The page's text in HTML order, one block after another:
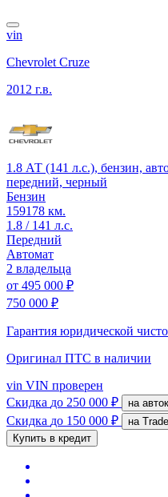
vin
Chevrolet Cruze
2012 г.в.
1.8 АТ (141 л.с.), бензин,
передний, черный
Бензин
159178 км.
1.8 / 141 л.с.
Передний
Автомат
2 владельца
от 495 000 ₽
750 000 ₽
Гарантия юридической
Оригинал ПТС в наличии
vin VIN проверен
Скидка до 250 000 ₽ на
Скидка до 150 000 ₽
на
Купить в кредит